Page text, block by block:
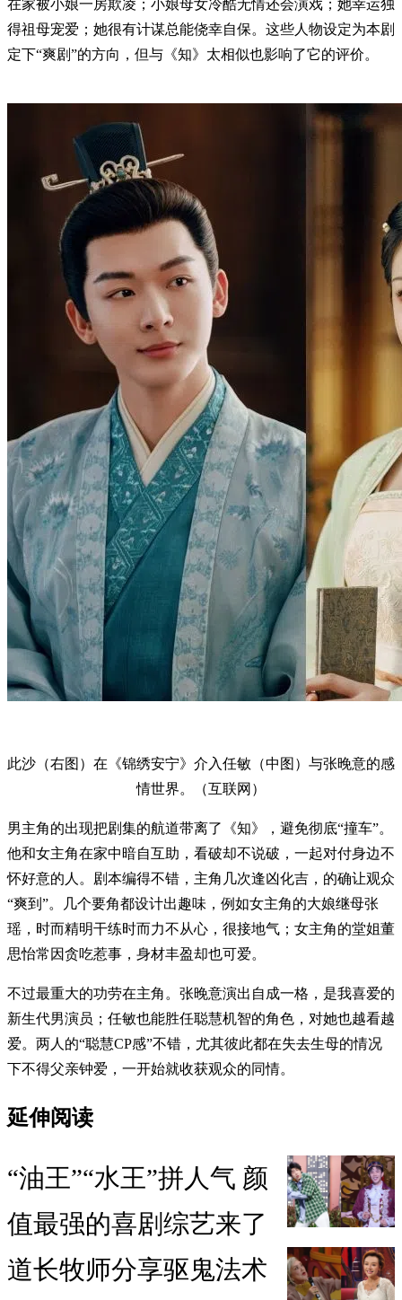
在家被小娘一房欺凌；小娘母女冷酷无情还会演戏；她幸运独
得祖母宠爱；她很有计谋总能侥幸自保。这些人物设定为本剧
定下“爽剧”的方向，但与《知》太相似也影响了它的评价。
此沙（右图）在《锦绣安宁》介入任敏（中图）与张晚意的感
情世界。（互联网）
男主角的出现把剧集的航道带离了《知》，避免彻底“撞车”。
他和女主角在家中暗自互助，看破却不说破，一起对付身边不
怀好意的人。剧本编得不错，主角几次逢凶化吉，的确让观众
“爽到”。几个要角都设计出趣味，例如女主角的大娘继母张
瑶，时而精明干练时而力不从心，很接地气；女主角的堂姐董
思怡常因贪吃惹事，身材丰盈却也可爱。
不过最重大的功劳在主角。张晚意演出自成一格，是我喜爱的
新生代男演员；任敏也能胜任聪慧机智的角色，对她也越看越
爱。两人的“聪慧CP感”不错，尤其彼此都在失去生母的情况
下不得父亲钟爱，一开始就收获观众的同情。
延伸阅读
“油王”“水王”拼人气 颜
值最强的喜剧综艺来了
道长牧师分享驱鬼法术